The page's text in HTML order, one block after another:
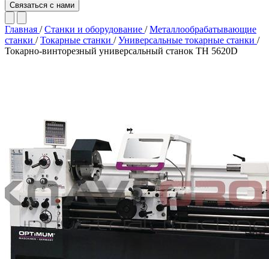
Связаться с нами
Главная / Станки и оборудование / Металлообрабатывающие
станки / Токарные станки / Универсальные токарные станки /
Токарно-винторезный универсальный станок TH 5620D